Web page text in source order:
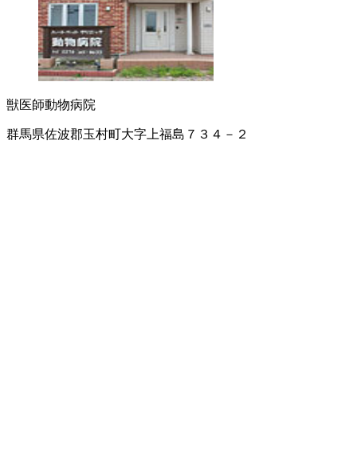
獣医師動物病院
群馬県佐波郡玉村町大字上福島７３４－２